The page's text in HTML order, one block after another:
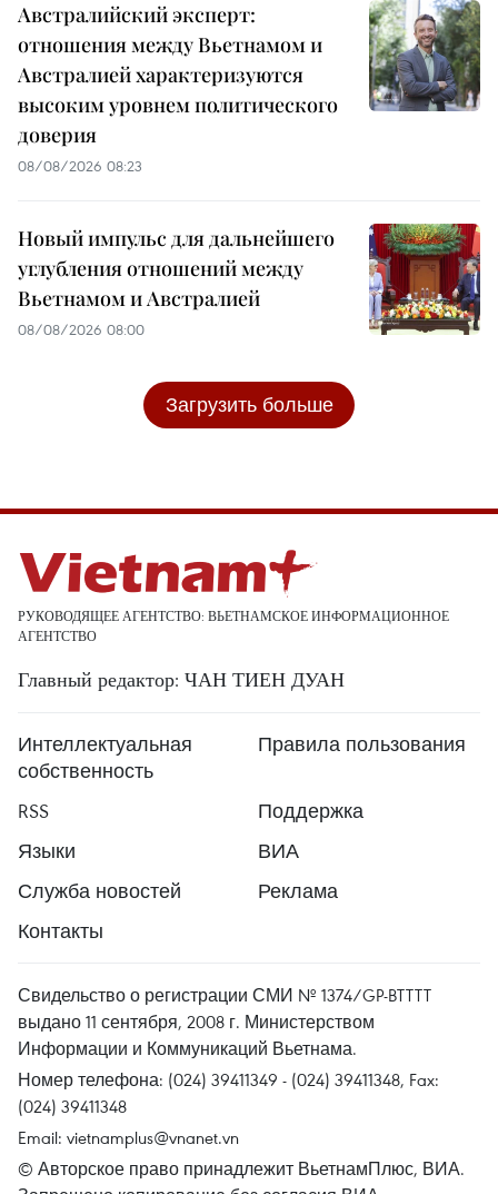
Австралийский эксперт:
отношения между Вьетнамом и
Австралией характеризуются
высоким уровнем политического
доверия
08/08/2026 08:23
Новый импульс для дальнейшего
углубления отношений между
Вьетнамом и Австралией
08/08/2026 08:00
Загрузить больше
РУКОВОДЯЩЕЕ АГЕНТСТВО: ВЬЕТНАМСКОЕ ИНФОРМАЦИОННОЕ
АГЕНТСТВО
Главный редактор: ЧАН ТИЕН ДУАН
Интеллектуальная
собственность
Правила пользования
RSS
Поддержка
Языки
ВИА
Служба новостей
Реклама
Контакты
Свидельство о регистрации СМИ № 1374/GP-BTTTT
выдано 11 сентября, 2008 г. Министерством
Информации и Коммуникаций Вьетнама.
Номер телефона: (024) 39411349 - (024) 39411348, Fax:
(024) 39411348
Email: vietnamplus@vnanet.vn
© Авторское право принадлежит ВьетнамПлюс, ВИА.